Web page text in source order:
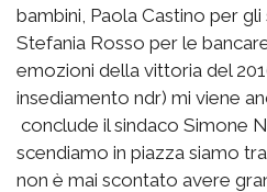
bambini, Paola Castino per
Stefania Rosso per le
emozioni della vittoria del
insediamento ndr) mi viene
conclude il sindaco Simone
scendiamo in piazza siamo
non è mai scontato avere